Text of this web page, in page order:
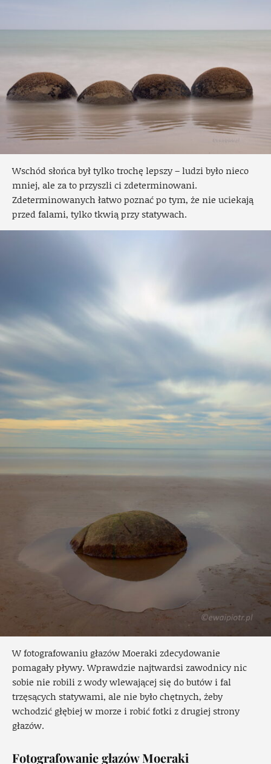
Wschód słońca był tylko trochę lepszy – ludzi było nieco
mniej, ale za to przyszli ci zdeterminowani.
Zdeterminowanych łatwo poznać po tym, że nie uciekają
przed falami, tylko tkwią przy statywach.
W fotografowaniu głazów Moeraki zdecydowanie
pomagały pływy. Wprawdzie najtwardsi zawodnicy nic
sobie nie robili z wody wlewającej się do butów i fal
trzęsących statywami, ale nie było chętnych, żeby
wchodzić głębiej w morze i robić fotki z drugiej strony
głazów.
Fotografowanie głazów Moeraki